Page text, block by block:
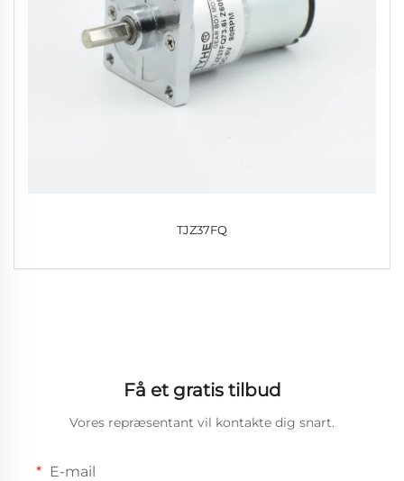
TJZ37FQ
Få et gratis tilbud
Vores repræsentant vil kontakte dig snart.
E-mail